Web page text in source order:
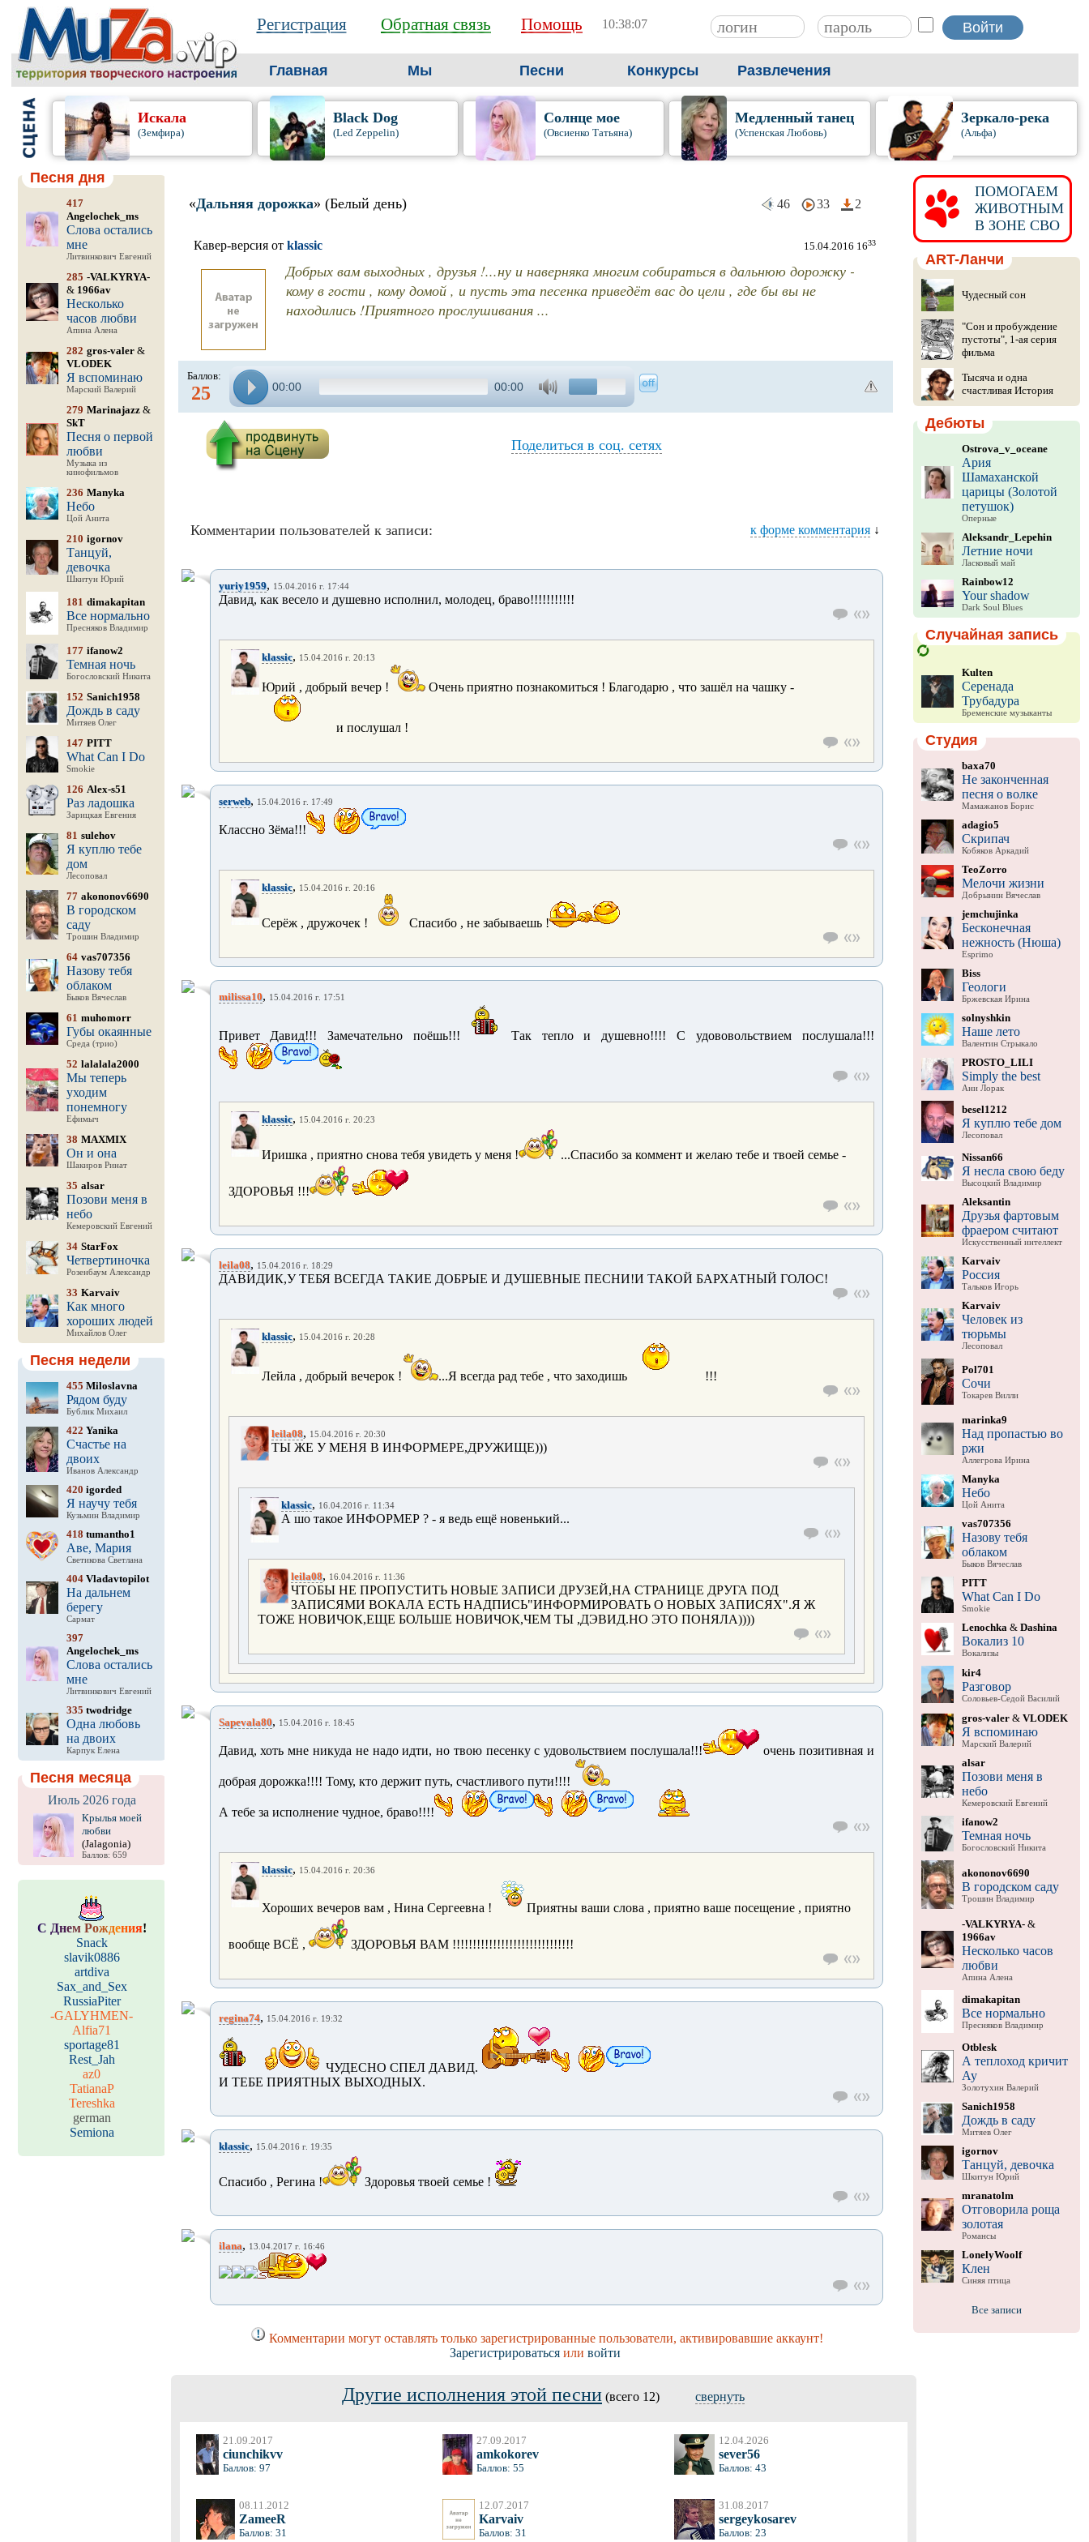
Регистрация Обратная связь Помощь 10:38:08
Главная Мы Песни Конкурсы Развлечения
Искала
(Земфира)
Black Dog
(Led Zeppelin)
Солнце мое
(Овсиенко Татьяна)
Медленный танец
(Успенская Любовь)
Зеркало-река
(Альфа)
Песня дня
417
Angelochek_ms
Слова остались
мне
Литвинкович Евгений
285 -VALKYRYA-
& 1966av
Несколько
часов любви
Апина Алена
282 gros-valer&
VLODEK
Я вспоминаю
Марский Валерий
279 Marinajazz&
SkT
Песня о первой
любви
Музыка из
кинофильмов
236 Manyka
Небо
Цой Анита
210 igornov
Танцуй,
девочка
Шкитун Юрий
181 dimakapitan
Все нормально
Пресняков Владимир
177 ifanow2
Темная ночь
Богословский Никита
152 Sanich1958
Дождь в саду
Митяев Олег
147 PITT
What Can I Do
Smokie
126 Alex-s51
Раз ладошка
Зарицкая Евгения
81 sulehov
Я куплю тебе
дом
Лесоповал
77 akononov6690
В городском
саду
Трошин Владимир
64 vas707356
Назову тебя
облаком
Быков Вячеслав
61 muhomorr
Губы окаянные
Среда (трио)
52 lalalala2000
Мы теперь
уходим
понемногу
Ефимыч
38 MAXMIX
Он и она
Шакиров Ринат
35 alsar
Позови меня в
небо
Кемеровский Евгений
34 StarFox
Четвертиночка
Розенбаум Александр
33 Karvaiv
Как много
хороших людей
Михайлов Олег
Песня недели
455 Miloslavna
Рядом буду
Бублик Михаил
422 Yanika
Счастье на
двоих
Иванов Александр
420 igorded
Я научу тебя
Кузьмин Владимир
418 tumantho1
Аве, Мария
Светикова Светлана
404Vladavtopilot
На дальнем
берегу
Сармат
397
Angelochek_ms
Слова остались
мне
Литвинкович Евгений
335 twodridge
Одна любовь
на двоих
Карпук Елена
Песня месяца
Июль 2026 года
Крылья моей
любви
(Jalagonia)
Баллов: 659
С Днем Рождения!
Snack
slavik0886
artdiva
Sax_and_Sex
RussiaPiter
-GALYHMEN-
Alfia71
sportage81
Rest_Jah
az0
TatianaP
Tereshka
german
Semiona
«Дальняя дорожка» (Белый день) 46 33 2
Кавер-версия от klassic 15.04.2016 1633
Добрых вам выходных , друзья !...ну и наверняка многим собираться в дальнюю дорожку -
кому в гости , кому домой , и пусть эта песенка приведёт вас до цели , где бы вы не
находились !Приятного прослушивания ...
Баллов:
25 00:00 00:00
Поделиться в соц. сетях
Комментарии пользователей к записи: к форме комментария ↓
yuriy1959, 15.04.2016 г. 17:44
Давид, как весело и душевно исполнил, молодец, браво!!!!!!!!!!!
klassic, 15.04.2016 г. 20:13
Юрий , добрый вечер ! Очень приятно познакомиться ! Благодарю , что зашёл на чашку -
и послушал !
serweb, 15.04.2016 г. 17:49
Классно Зёма!!!
klassic, 15.04.2016 г. 20:16
Серёж , дружочек ! Спасибо , не забываешь !
milissa10, 15.04.2016 г. 17:51
Привет Давид!!! Замечательно поёшь!!! Так тепло и душевно!!!! С удововольствием послушала!!!
klassic, 15.04.2016 г. 20:23
Иришка , приятно снова тебя увидеть у меня ! ...Спасибо за коммент и желаю тебе и твоей семье -
ЗДОРОВЬЯ !!!
leila08, 15.04.2016 г. 18:29
ДАВИДИК,У ТЕБЯ ВСЕГДА ТАКИЕ ДОБРЫЕ И ДУШЕВНЫЕ ПЕСНИ!И ТАКОЙ БАРХАТНЫЙ ГОЛОС!
klassic, 15.04.2016 г. 20:28
Лейла , добрый вечерок ! ...Я всегда рад тебе , что заходишь !!!
leila08, 15.04.2016 г. 20:30
ТЫ ЖЕ У МЕНЯ В ИНФОРМЕРЕ,ДРУЖИЩЕ)))
klassic, 16.04.2016 г. 11:34
А шо такое ИНФОРМЕР ? - я ведь ещё новенький...
leila08, 16.04.2016 г. 11:36
ЧТОБЫ НЕ ПРОПУСТИТЬ НОВЫЕ ЗАПИСИ ДРУЗЕЙ,НА СТРАНИЦЕ ДРУГА ПОД
ЗАПИСЯМИ ВОКАЛА ЕСТЬ НАДПИСЬ"ИНФОРМИРОВАТЬ О НОВЫХ ЗАПИСЯХ".Я Ж
ТОЖЕ НОВИЧОК,ЕЩЕ БОЛЬШЕ НОВИЧОК,ЧЕМ ТЫ ,ДЭВИД.НО ЭТО ПОНЯЛА))))
Sapevala80, 15.04.2016 г. 18:45
Давид, хоть мне никуда не надо идти, но твою песенку с удовольствием послушала!!! очень позитивная и
добрая дорожка!!!! Тому, кто держит путь, счастливого пути!!!!
А тебе за исполнение чудное, браво!!!!
klassic, 15.04.2016 г. 20:36
Хороших вечеров вам , Нина Сергеевна ! Приятны ваши слова , приятно ваше посещение , приятно
вообще ВСЁ , ЗДОРОВЬЯ ВАМ !!!!!!!!!!!!!!!!!!!!!!!!!!!!!!
regina74, 15.04.2016 г. 19:32
ЧУДЕСНО СПЕЛ ДАВИД.
И ТЕБЕ ПРИЯТНЫХ ВЫХОДНЫХ.
klassic, 15.04.2016 г. 19:35
Спасибо , Регина ! Здоровья твоей семье !
ilana, 13.04.2017 г. 16:46
Комментарии могут оставлять только зарегистрированные пользователи, активировавшие аккаунт!
Зарегистрироваться или войти
Другие исполнения этой песни (всего 12) свернуть
21.09.2017
ciunchikvv
Баллов: 97
27.09.2017
amkokorev
Баллов: 55
12.04.2026
sever56
Баллов: 43
08.11.2012
ZameeR
Баллов: 31
12.07.2017
Karvaiv
Баллов: 31
31.08.2017
sergeykosarev
Баллов: 23
ПОМОГАЕМ
ЖИВОТНЫМ
В ЗОНЕ СВО
ART-Ланчи
Чудесный сон
"Сон и пробуждение
пустоты", 1-ая серия
фильма
Тысяча и одна
счастливая История
Дебюты
Ostrova_v_oceane
Ария
Шамаханской
царицы (Золотой
петушок)
Оперные
Aleksandr_Lepehin
Летние ночи
Ласковый май
Rainbow12
Your shadow
Dark Soul Blues
Случайная запись
Kulten
Серенада
Трубадура
Бременские музыканты
Студия
baxa70
Не законченная
песня о волке
Мамажанов Борис
adagio5
Скрипач
Кобяков Аркадий
TeoZorro
Мелочи жизни
Добрынин Вячеслав
jemchujinka
Бесконечная
нежность (Нюша)
Esprimo
Biss
Геологи
Бржевская Ирина
solnyshkin
Наше лето
Валентин Стрыкало
PROSTO_LILI
Simply the best
Ани Лорак
besel1212
Я куплю тебе дом
Лесоповал
Nissan66
Я несла свою беду
Высоцкий Владимир
Aleksantin
Друзья фартовым
фраером считают
Искусственный интеллект
Karvaiv
Россия
Тальков Игорь
Karvaiv
Человек из
тюрьмы
Лесоповал
Pol701
Сочи
Токарев Вилли
marinka9
Над пропастью во
ржи
Аллегрова Ирина
Manyka
Небо
Цой Анита
vas707356
Назову тебя
облаком
Быков Вячеслав
PITT
What Can I Do
Smokie
Lenochka & Dashina
Вокализ 10
Вокализы
kir4
Разговор
Соловьев-Седой Василий
gros-valer& VLODEK
Я вспоминаю
Марский Валерий
alsar
Позови меня в
небо
Кемеровский Евгений
ifanow2
Темная ночь
Богословский Никита
akononov6690
В городском саду
Трошин Владимир
-VALKYRYA-&
1966av
Несколько часов
любви
Апина Алена
dimakapitan
Все нормально
Пресняков Владимир
Otblesk
А теплоход кричит
Ау
Золотухин Валерий
Sanich1958
Дождь в саду
Митяев Олег
igornov
Танцуй, девочка
Шкитун Юрий
mranatolm
Отговорила роща
золотая
Романсы
LonelyWoolf
Клен
Синяя птица
Все записи